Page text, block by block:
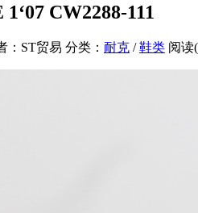
CW2288-111
：ST贸易 分类： 耐克 /鞋类 阅读